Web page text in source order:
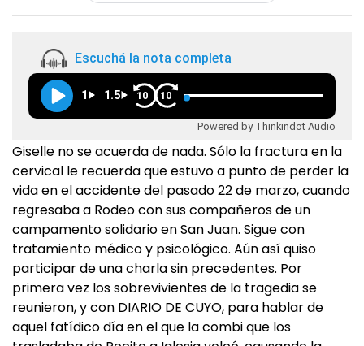
Escuchá la nota completa
1 1.5 10 10
Powered by Thinkindot Audio
Giselle no se acuerda de nada. Sólo la fractura en la
cervical le recuerda que estuvo a punto de perder la
vida en el accidente del pasado 22 de marzo, cuando
regresaba a Rodeo con sus compañeros de un
campamento solidario en San Juan. Sigue con
tratamiento médico y psicológico. Aún así quiso
participar de una charla sin precedentes. Por
primera vez los sobrevivientes de la tragedia se
reunieron, y con DIARIO DE CUYO, para hablar de
aquel fatídico día en el que la combi que los